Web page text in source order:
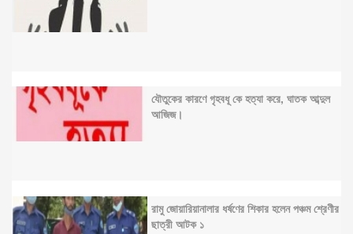
যৌতুকের কারণে গৃহবধূ কে হত্যা করে, ঘাতক আব্দুল
আজিজ।
রামু জোয়ারিয়ানালার ধর্ষণের শিকার হলেন পঞ্চম শ্রেণীর
ছাত্রী আটক ১